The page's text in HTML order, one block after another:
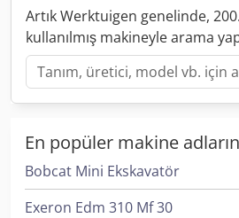
Artık Werktuigen genelinde,
kullanılmış makineyle arama
En popüler makine
Bobcat Mini Ekskavatör
Exeron Edm 310 Mf 30